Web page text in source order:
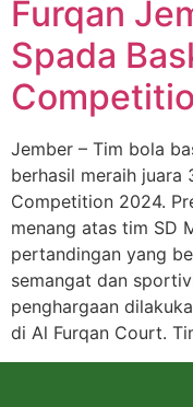
Furqan
Spada
Jember – Tim bola
berhasil meraih juara
Competition 2024.
menang atas tim SD
pertandingan yang
semangat dan
penghargaan
di Al Furqan Court.